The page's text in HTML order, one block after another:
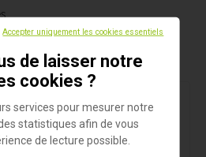
Accepter uniquement les cookies essentiels
de laisser notre
cookies ?
services pour mesurer notre
statistiques afin de vous
de lecture possible.